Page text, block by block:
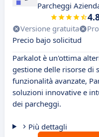
Parcheggi
Versione gratuita
Precio bajo solicitud
Parkalot è un'ottima
gestione delle risorse di
funzionalità avanzate,
soluzioni innovative e
dei parcheggi.
Più dettagli